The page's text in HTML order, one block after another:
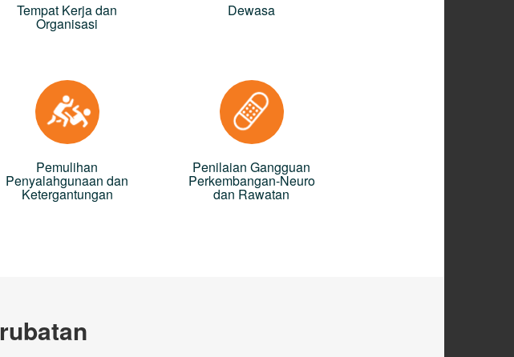
Tempat Kerja dan
Organisasi
Dewasa
Pemulihan
Penyalahgunaan dan
Ketergantungan
Penilaian Gangguan
Perkembangan-Neuro
dan Rawatan